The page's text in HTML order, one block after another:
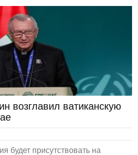
возглавил ватиканскую
будет присутствовать на